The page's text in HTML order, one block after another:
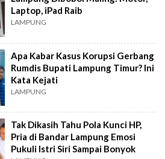
Laptop, iPad Raib
LAMPUNG
Apa Kabar Kasus Korupsi Gerbang
Rumdis Bupati Lampung Timur? Ini
Kata Kejati
LAMPUNG
Tak Dikasih Tahu Pola Kunci HP,
Pria di Bandar Lampung Emosi
Pukuli Istri Siri Sampai Bonyok